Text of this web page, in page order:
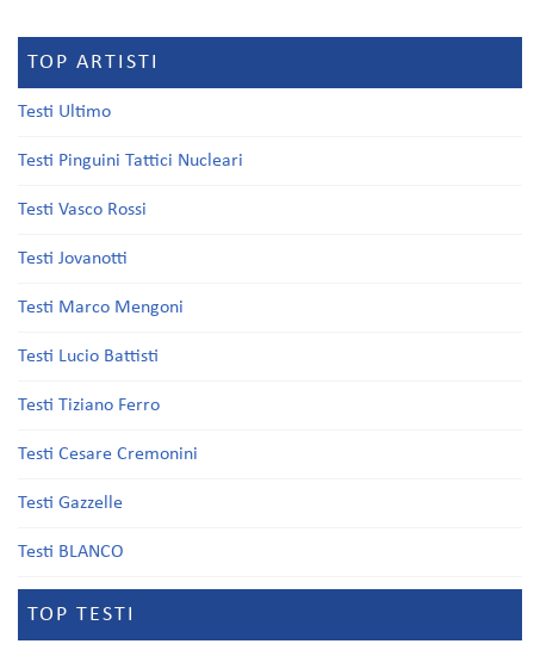
TOP ARTISTI
Testi Ultimo
Testi Pinguini Tattici Nucleari
Testi Vasco Rossi
Testi Jovanotti
Testi Marco Mengoni
Testi Lucio Battisti
Testi Tiziano Ferro
Testi Cesare Cremonini
Testi Gazzelle
Testi BLANCO
TOP TESTI